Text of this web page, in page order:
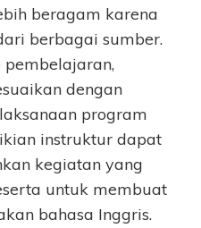
beragam karena
berbagai sumber.
pembelajaran,
dengan
program
instruktur dapat
kegiatan yang
untuk membuat
bahasa Inggris.